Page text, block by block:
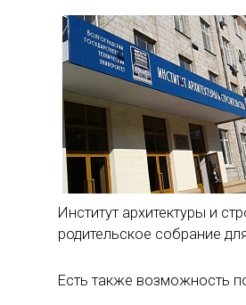
Институт архитектуры и
родительское собрание
Есть также возможность